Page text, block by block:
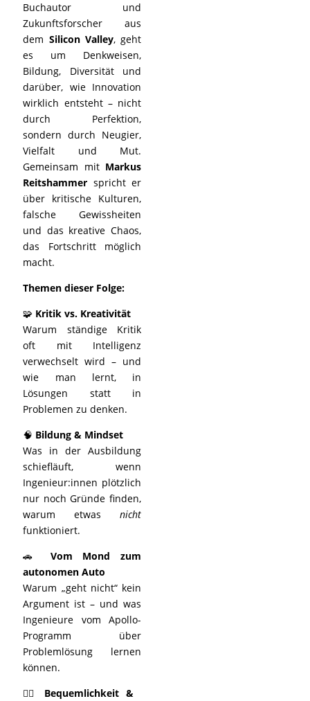
Buchautor und
Zukunftsforscher aus
dem Silicon Valley, geht
es um Denkweisen,
Bildung, Diversität und
darüber, wie Innovation
wirklich entsteht – nicht
durch Perfektion,
sondern durch Neugier,
Vielfalt und Mut.
Gemeinsam mit Markus
Reitshammer spricht er
über kritische Kulturen,
falsche Gewissheiten
und das kreative Chaos,
das Fortschritt möglich
macht.
Themen dieser Folge:
🧩 Kritik vs. Kreativität
Warum ständige Kritik
oft mit Intelligenz
verwechselt wird – und
wie man lernt, in
Lösungen statt in
Problemen zu denken.
🧠 Bildung & Mindset
Was in der Ausbildung
schiefläuft, wenn
Ingenieur:innen plötzlich
nur noch Gründe finden,
warum etwas nicht
funktioniert.
🚗 Vom Mond zum
autonomen Auto
Warum „geht nicht“ kein
Argument ist – und was
Ingenieure vom Apollo-
Programm über
Problemlösung lernen
können.
🧍‍♂️ Bequemlichkeit &